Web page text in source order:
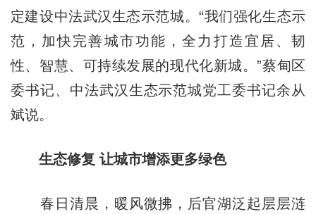
定建设中法武汉生态示范城。“我们强化生态示
范，加快完善城市功能，全力打造宜居、韧
性、智慧、可持续发展的现代化新城。”蔡甸区
委书记、中法武汉生态示范城党工委书记余从
斌说。
生态修复 让城市增添更多绿色
春日清晨，暖风微拂，后官湖泛起层层涟